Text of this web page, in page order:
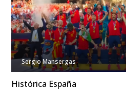
Sergio Mansergas
Histórica España